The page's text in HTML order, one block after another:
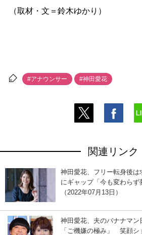
（取材・文＝鈴木ゆかり）
#アナウンサー #神田愛花
関連リンク
神田愛花、フリー転身後
にギャップ「今も変わらず
（2022年07月13日）
神田愛花、夫のバナナマ
「ご機嫌の極み」 笑顔シ